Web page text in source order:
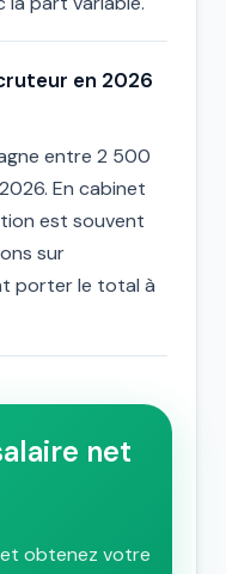
en 2026
entre 2 500
En cabinet
est souvent
sur
porter le total à
net
obtenez votre